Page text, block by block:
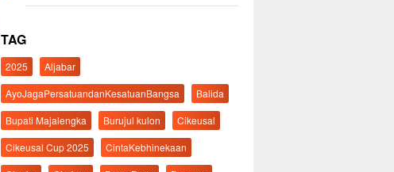
TAG
2025
Aljabar
AyoJagaPersatuandanKesatuanBangsa
Balida
Bupati Majalengka
Burujul kulon
Cikeusal
Cikeusal Cup 2025
CintaKebhinekaan